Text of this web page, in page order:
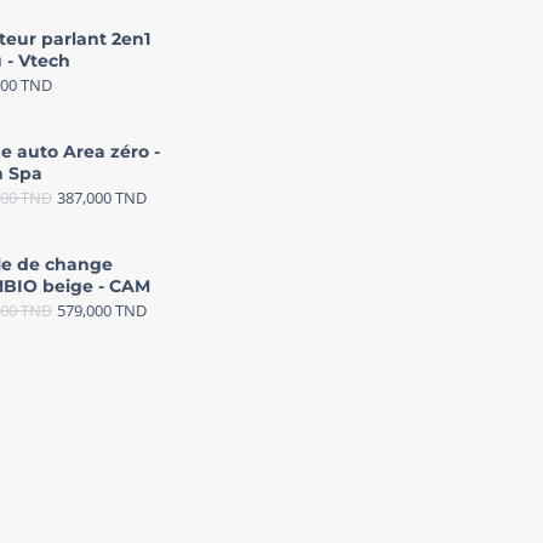
parlant 2en1
- Vtech
TND
auto Area zéro -
Spa
TND 387,000TND
de change
beige - CAM
TND 579,000TND